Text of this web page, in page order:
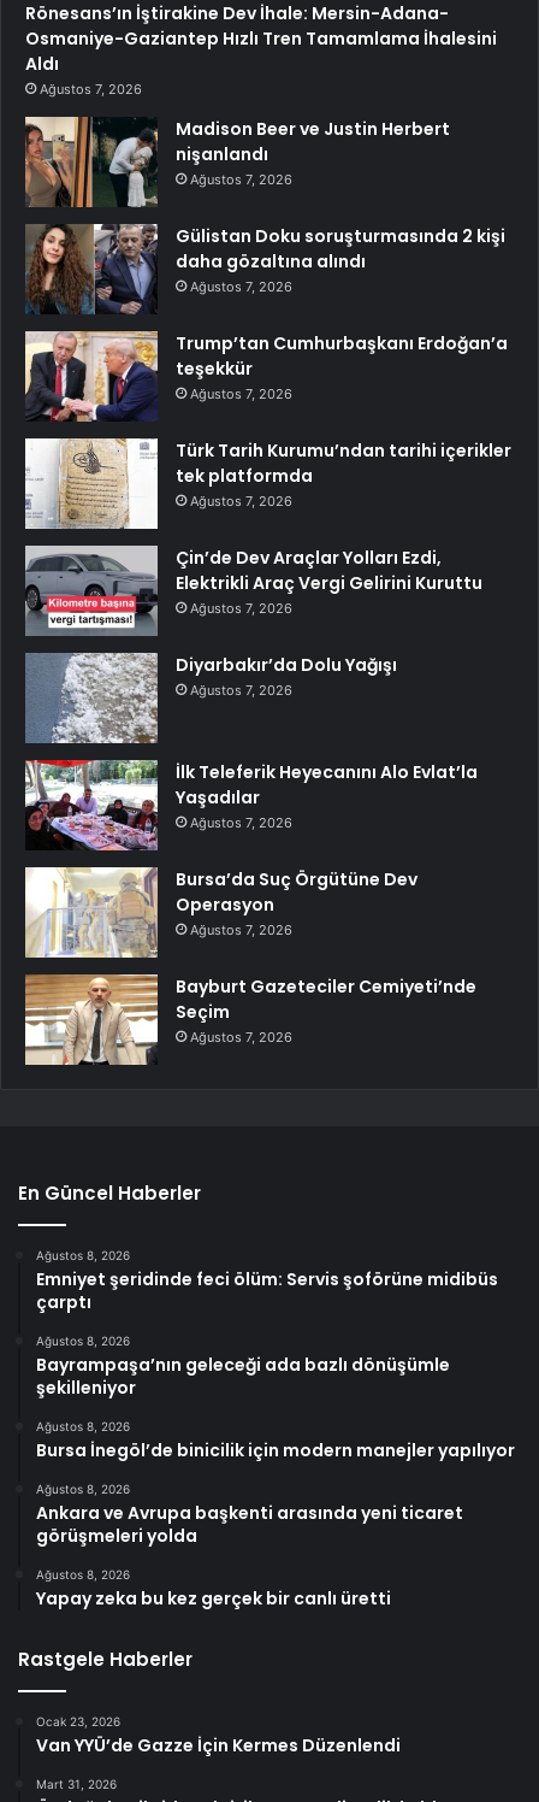
Rönesans’ın İştirakine Dev İhale: Mersin-Adana-
Osmaniye-Gaziantep Hızlı Tren Tamamlama İhalesini
Aldı
Ağustos 7, 2026
Madison Beer ve Justin Herbert
nişanlandı
Ağustos 7, 2026
Gülistan Doku soruşturmasında 2 kişi
daha gözaltına alındı
Ağustos 7, 2026
Trump’tan Cumhurbaşkanı Erdoğan’a
teşekkür
Ağustos 7, 2026
Türk Tarih Kurumu’ndan tarihi içerikler
tek platformda
Ağustos 7, 2026
Çin’de Dev Araçlar Yolları Ezdi,
Elektrikli Araç Vergi Gelirini Kuruttu
Ağustos 7, 2026
Diyarbakır’da Dolu Yağışı
Ağustos 7, 2026
İlk Teleferik Heyecanını Alo Evlat’la
Yaşadılar
Ağustos 7, 2026
Bursa’da Suç Örgütüne Dev
Operasyon
Ağustos 7, 2026
Bayburt Gazeteciler Cemiyeti’nde
Seçim
Ağustos 7, 2026
En Güncel Haberler
Ağustos 8, 2026
Emniyet şeridinde feci ölüm: Servis şoförüne midibüs
çarptı
Ağustos 8, 2026
Bayrampaşa’nın geleceği ada bazlı dönüşümle
şekilleniyor
Ağustos 8, 2026
Bursa İnegöl’de binicilik için modern manejler yapılıyor
Ağustos 8, 2026
Ankara ve Avrupa başkenti arasında yeni ticaret
görüşmeleri yolda
Ağustos 8, 2026
Yapay zeka bu kez gerçek bir canlı üretti
Rastgele Haberler
Ocak 23, 2026
Van YYÜ’de Gazze İçin Kermes Düzenlendi
Mart 31, 2026